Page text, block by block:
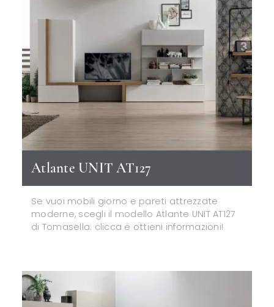
Atlante UNIT AT127
Se vuoi mobili giorno e pareti attrezzate
moderne, scegli il modello Atlante UNIT AT127
di Tomasella: clicca e ottieni informazioni!